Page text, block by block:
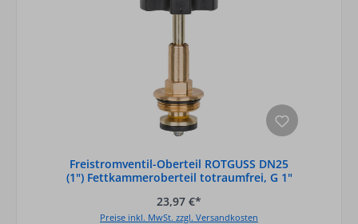
Freistromventil-Oberteil ROTGUSS DN25
(1") Fettkammeroberteil totraumfrei, G 1"
23,97 €*
Preise inkl. MwSt. zzgl. Versandkosten